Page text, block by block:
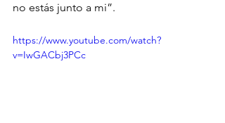
no estás junto a mi”.
https://www.youtube.com/watch?
v=IwGACbj3PCc